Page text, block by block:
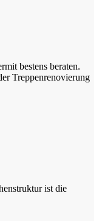
bestens beraten.
Treppenrenovierung
ist die